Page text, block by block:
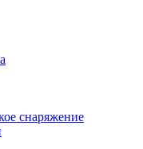
снаряжение